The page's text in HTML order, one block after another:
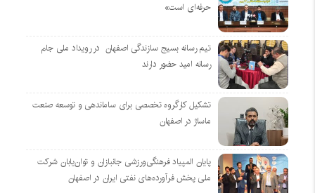
حرفه‌ای است»
تیم رسانه بسیج سازندگی اصفهان در رویداد ملی جام
رسانه امید حضور دارند
تشکیل کارگروه تخصصی برای ساماندهی و توسعه صنعت
ماساژ در اصفهان
پایان المپیاد فرهنگی‌ورزشی جانبازان و توان‌یابان شرکت
ملی پخش فرآورده‌های نفتی ایران در اصفهان